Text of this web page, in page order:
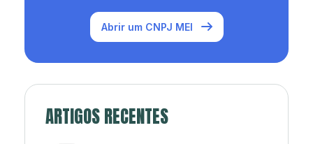
Abrir um CNPJ MEI
ARTIGOS RECENTES